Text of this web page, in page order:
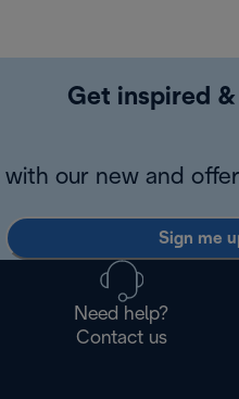
Get inspired
with our new and
Sign me
Need help?
Contact us